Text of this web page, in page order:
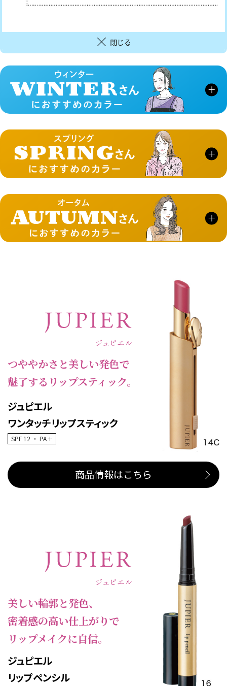
閉じる
華やかで人を惹きつける魅力があるWINTERさんは、
落ち着きのある青みのピンクやローズ、レッド系など
のクールなリップカラーから発色高いリップカラーま
で楽しんでいきましょう。
閉じる
若々しく親しみやすく、キラキラとした印象の
よりの明るくキレイなカラーが似合います。
レッドやオレンジ、コーラルピンクなど暖かみのある
キュートなカラーを使った大人可愛いメイクを楽しん
でみましょう。
閉じる
落ち着きや洗練された印象のAUTUMNさんは、
大人の女性
のフェミニンさやほんのりと色香を漂わせてみるのも
閉じる
つややかさと美しい発色で
魅了するリップスティック。
ジュピエル
ワンタッチリップスティック
SPF 12 ・ PA＋
商品情報はこちら
美しい輪郭と発色、
密着感の高い仕上がりで
リップメイクに自信。
ジュピエル
リップペンシル